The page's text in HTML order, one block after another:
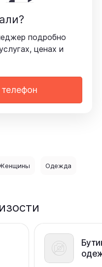
подробно
ценах и
телефон
Одежда